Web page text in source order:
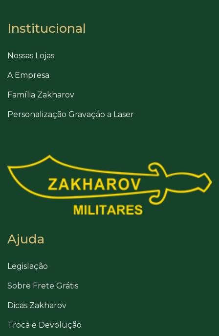
Institucional
Nossas Lojas
A Empresa
Família Zakharov
Personalização Gravação a Laser
Ajuda
Legislação
Sobre Frete Grátis
Dicas Zakharov
Troca e Devolução